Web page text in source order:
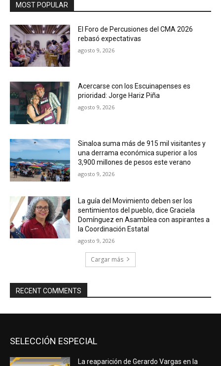
MOST POPULAR
El Foro de Percusiones del CMA 2026
rebasó expectativas
agosto 9, 2026
Acercarse con los Escuinapenses es
prioridad: Jorge Hariz Piña
agosto 9, 2026
Sinaloa suma más de 915 mil visitantes y
una derrama económica superior a los
3,900 millones de pesos este verano
agosto 9, 2026
La guía del Movimiento deben ser los
sentimientos del pueblo, dice Graciela
Domínguez en Asamblea con aspirantes a
la Coordinación Estatal
agosto 9, 2026
Cargar más
RECENT COMMENTS
SELECCIÓN ESPECIAL
La reaparición de Gerardo Vargas en la